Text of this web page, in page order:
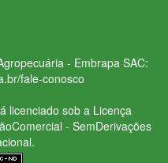
- Embrapa SAC:
fale-conosco
licenciado sob a Licença
- SemDerivações